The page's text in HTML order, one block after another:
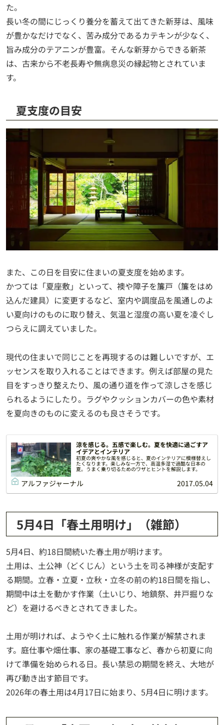
た。
長い冬の間にじっくり養分を蓄えて出てきた新芽は、風味
が豊かなだけでなく、苦み成分であるカテキンが少なく、
旨み成分のテアニンが豊富。そんな新芽からできる新茶
は、古来から不老長寿や無病息災の縁起物とされていま
す。
夏支度の目安
また、この日を目安に住まいの夏支度を始めます。
かつては「夏座敷」といって、襖や障子を簾戸（簾をはめ
込んだ建具）に変更するなど、室内や調度品を風通しのよ
い夏向けのものに取り替え、気温と湿度の高い夏を凌ぐし
つらえに調えていました。
現代の住まいで同じことを再現するのは難しいですが、エ
ッセンスを取り入れることはできます。例えば部屋の見た
目をすっきり整えたり、風の通り道を作って涼しさを感じ
られるようにしたり。ラグやクッションカバーの色や素材
を夏向きのものに変えるのも良さそうです。
涼を感じる。五感で楽しむ。夏を快適に過ごすア
イデアとインテリア
初夏の爽やかな風を感じると、夏のインテリアに模様替えし
たくなります。楽しみな一方で、高温多湿で過酷な日本の
夏。うまく乗り切るためのワザとヒントを解説します。
アルファジャーナル 2017.05.04
5月4日「春土用明け」（雑節）
5月4日、約18日間続いた春土用が明けます。
土用は、土公神（どくじん）という土を司る神様が支配す
る期間。立春・立夏・立秋・立冬の前の約18日間を指し、
期間中は土を動かす作業（土いじり、地鎮祭、井戸掘りな
ど）を避けるべきとされてきました。
土用が明ければ、ようやく土に触れる作業が解禁されま
す。庭仕事や畑仕事、家の基礎工事など、春から初夏に向
けて準備を始められる日。長い禁忌の期間を終え、大地が
再び動き出す節目です。
2026年の春土用は4月17日に始まり、5月4日に明けます。